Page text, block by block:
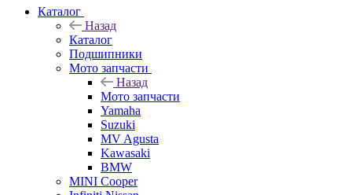
Каталог
Назад
Каталог
Подшипники
Мото запчасти
Назад
Мото запчасти
Yamaha
Suzuki
MV Agusta
Kawasaki
BMW
MINI Cooper